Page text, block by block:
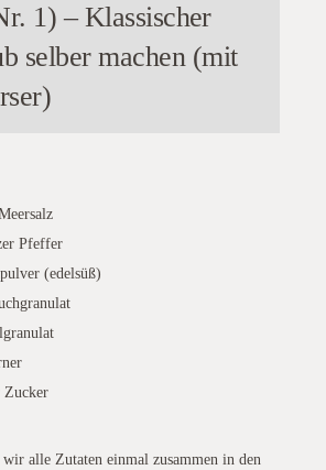
1) – Klassischer
selber machen (mit
Pfeffer
(edelsüß)
Zucker
wir alle Zutaten einmal zusammen in den